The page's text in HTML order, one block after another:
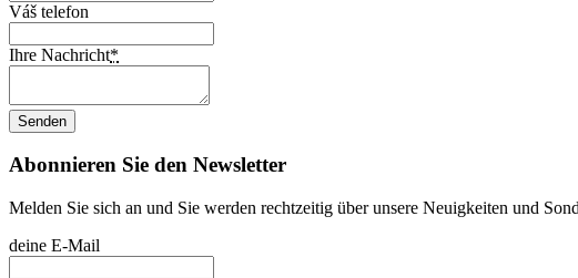
Váš telefon
Ihre Nachricht*
Abonnieren Sie den Newsletter
Melden Sie sich an und Sie werden rechtzeitig über unsere Neuigkeiten und
deine E-Mail